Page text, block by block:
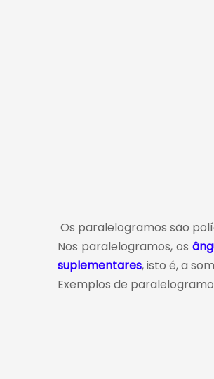
Os paralelogramos são
Nos paralelogramos, os
suplementares, isto é, a
Exemplos de